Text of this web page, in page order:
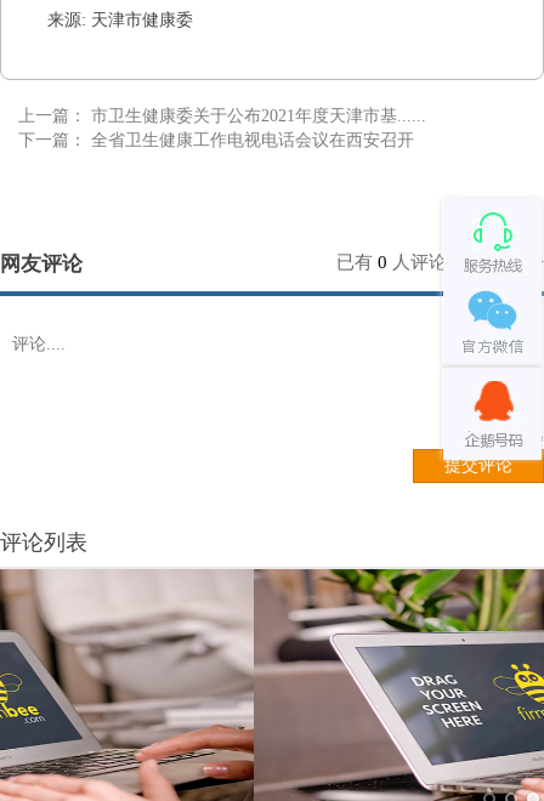
来源: 天津市健康委
上一篇：
市卫生健康委关于公布2021年度天津市基......
下一篇：
全省卫生健康工作电视电话会议在西安召开
网友评论 已有 0 人评论 点击查看>>
评论列表